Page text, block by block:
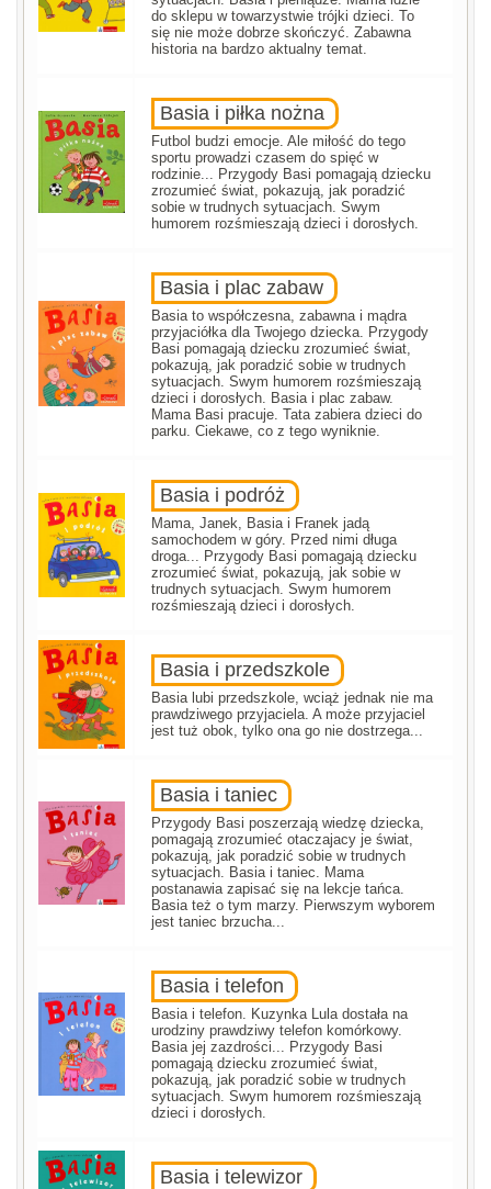
do sklepu w towarzystwie trójki dzieci. To
się nie może dobrze skończyć. Zabawna
historia na bardzo aktualny temat.
Basia i piłka nożna
Futbol budzi emocje. Ale miłość do tego
sportu prowadzi czasem do spięć w
rodzinie... Przygody Basi pomagają dziecku
zrozumieć świat, pokazują, jak poradzić
sobie w trudnych sytuacjach. Swym
humorem rozśmieszają dzieci i dorosłych.
Basia i plac zabaw
Basia to współczesna, zabawna i mądra
przyjaciółka dla Twojego dziecka. Przygody
Basi pomagają dziecku zrozumieć świat,
pokazują, jak poradzić sobie w trudnych
sytuacjach. Swym humorem rozśmieszają
dzieci i dorosłych. Basia i plac zabaw.
Mama Basi pracuje. Tata zabiera dzieci do
parku. Ciekawe, co z tego wyniknie.
Basia i podróż
Mama, Janek, Basia i Franek jadą
samochodem w góry. Przed nimi długa
droga... Przygody Basi pomagają dziecku
zrozumieć świat, pokazują, jak sobie w
trudnych sytuacjach. Swym humorem
rozśmieszają dzieci i dorosłych.
Basia i przedszkole
Basia lubi przedszkole, wciąż jednak nie ma
prawdziwego przyjaciela. A może przyjaciel
jest tuż obok, tylko ona go nie dostrzega...
Basia i taniec
Przygody Basi poszerzają wiedzę dziecka,
pomagają zrozumieć otaczajacy je świat,
pokazują, jak poradzić sobie w trudnych
sytuacjach. Basia i taniec. Mama
postanawia zapisać się na lekcje tańca.
Basia też o tym marzy. Pierwszym wyborem
jest taniec brzucha...
Basia i telefon
Basia i telefon. Kuzynka Lula dostała na
urodziny prawdziwy telefon komórkowy.
Basia jej zazdrości... Przygody Basi
pomagają dziecku zrozumieć świat,
pokazują, jak poradzić sobie w trudnych
sytuacjach. Swym humorem rozśmieszają
dzieci i dorosłych.
Basia i telewizor